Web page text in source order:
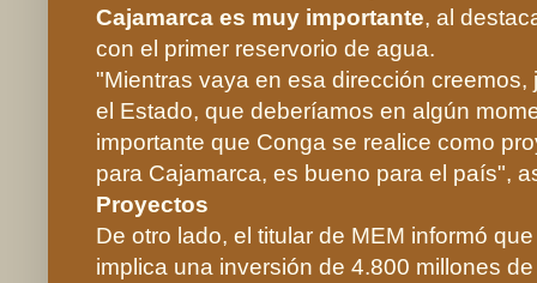
Cajamarca es muy importante, al
con el primer reservorio de agua.
"Mientras vaya en esa dirección
el Estado, que deberíamos en algún
importante que Conga se realice como
para Cajamarca, es bueno para el país",
Proyectos
De otro lado, el titular de MEM informó
implica una inversión de 4.800 millones